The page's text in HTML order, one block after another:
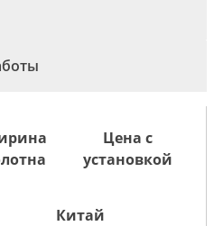
Цена с
установкой
Китай